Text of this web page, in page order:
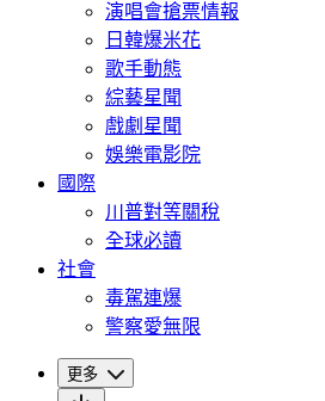
演唱會搶票情報
日韓爆米花
歌手動態
綜藝星聞
戲劇星聞
娛樂電影院
國際
川普對等關稅
全球必讀
社會
毒駕連爆
警察愛無限
更多